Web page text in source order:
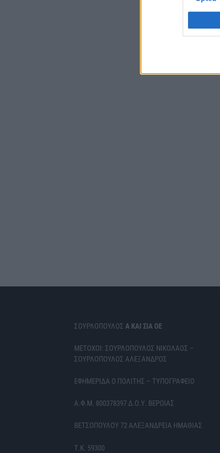
ΣΟΥΡΛΟΠΟΥΛΟΣ Α ΚΑΙ ΣΙΑ ΟΕ
ΜΕΤΟΧΟΙ: ΣΟΥΡΛΟΠΟΥΛΟΣ ΝΙΚΟΛΑΟΣ –
ΣΟΥΡΛΟΠΟΥΛΟΣ ΑΛΕΞΑΝΔΡΟΣ
ΕΦΗΜΕΡΙΔΑ Ο ΠΟΛΙΤΗΣ – ΤΥΠΟΓΡΑΦΕΙΟ
Α.Φ.Μ. 800378397 Δ.Ο.Υ. ΒΕΡΟΙΑΣ
ΒΕΤΣΟΠΟΥΛΟΥ 72 ΑΛΕΞΑΝΔΡΕΙΑ ΗΜΑΘΙΑΣ
Τ.Κ. 59300